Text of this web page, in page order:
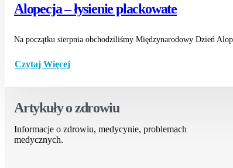
Alopecja – łysienie plackowate
Na początku sierpnia obchodziliśmy Międzynarodowy Dzień
Czytaj Więcej
Artykuły o zdrowiu
Informacje o zdrowiu, medycynie, problemach
medycznych.